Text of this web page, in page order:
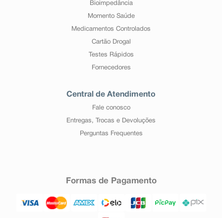
Bioimpedância
Momento Saúde
Medicamentos Controlados
Cartão Drogal
Testes Rápidos
Fornecedores
Central de Atendimento
Fale conosco
Entregas, Trocas e Devoluções
Perguntas Frequentes
Formas de Pagamento